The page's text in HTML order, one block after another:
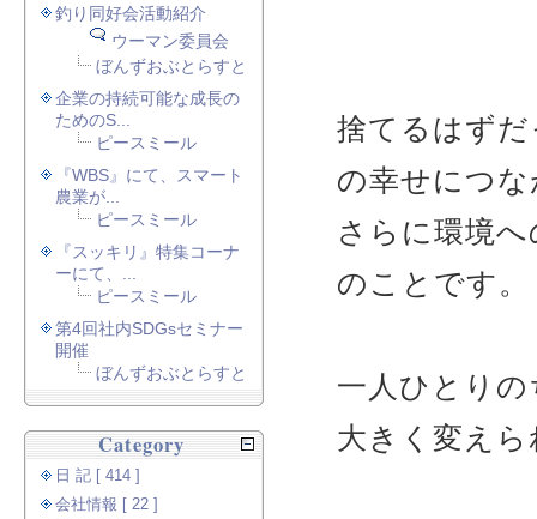
捨てるはず
の幸せにつ
さらに環境
のことです。
一人ひとり
大きく変え
釣り同好会活動紹介
ウーマン委員会
ぼんずおぶとらすと
企業の持続可能な成長の
ためのS...
ピースミール
『WBS』にて、スマート
農業が...
ピースミール
『スッキリ』特集コーナ
ーにて、...
ピースミール
第4回社内SDGsセミナー
開催
ぼんずおぶとらすと
Category
日 記 [ 414 ]
会社情報 [ 22 ]